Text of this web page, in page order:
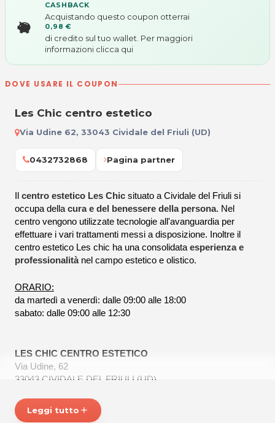
CASHBACK
Acquistando questo coupon otterrai
0,98 €
di credito sul tuo wallet. Per maggiori
informazioni clicca qui
DOVE USARE IL COUPON
Les Chic centro estetico
Via Udine 62, 33043 Cividale del Friuli (UD)
0432732868 Pagina partner
centro estetico Les Chic situato a Cividale del Friuli si
occupa della cura e del benessere della persona. Nel
centro vengono utilizzate tecnologie all'avanguardia per
effettuare i vari trattamenti messi a disposizione. Inoltre il
centro estetico Les chic ha una consolidata esperienza e
professionalitànel campo estetico e olistico.
ORARIO:
da martedì a venerdì: dalle 09:00 alle 18:00
sabato: dalle 09:00 alle 12:30
LES CHIC CENTRO ESTETICO
Via Udine, 62
33043 CIVIDALE DEL FRIULI (UD)
Tel. 0432732868
Leggi tutto add